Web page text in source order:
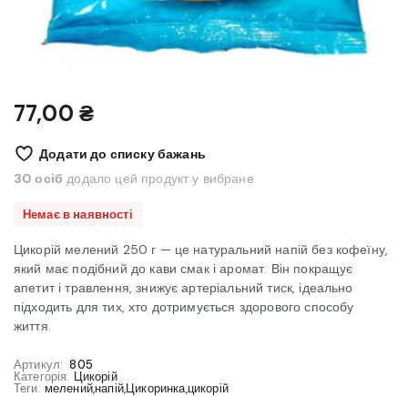
77,00 ₴
Додати до списку бажань
30 осіб додало цей продукт у вибране
Немає в наявності
Цикорій мелений 250 г — це натуральний напій без кофеїну,
який має подібний до кави смак і аромат. Він покращує
апетит і травлення, знижує артеріальний тиск, ідеально
підходить для тих, хто дотримується здорового способу
життя.
Артикул: 805
Категорія: Цикорій
Теги: мелений,напій,Цикоринка,цикорій